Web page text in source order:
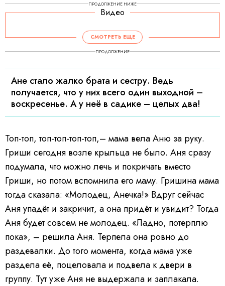
ПРОДОЛЖЕНИЕ НИЖЕ
Видео
СМОТРЕТЬ ЕЩЕ
ПРОДОЛЖЕНИЕ
Ане стало жалко брата и сестру. Ведь
получается, что у них всего один выходной –
воскресенье. А у неё в садике – целых два!
Топ-топ, топ-топ-топ-топ,– мама вела Аню за руку.
Гриши сегодня возле крыльца не было. Аня сразу
подумала, что можно лечь и покричать вместо
Гриши, но потом вспомнила его маму. Гришина мама
тогда сказала: «Молодец, Анечка!» Вдруг сейчас
Аня упадёт и закричит, а она придёт и увидит? Тогда
Аня будет совсем не молодец. «Ладно, потерплю
пока», – решила Аня. Терпела она ровно до
раздевалки. До того момента, когда мама уже
раздела её, поцеловала и подвела к двери в
группу. Тут уже Аня не выдержала и заплакала.